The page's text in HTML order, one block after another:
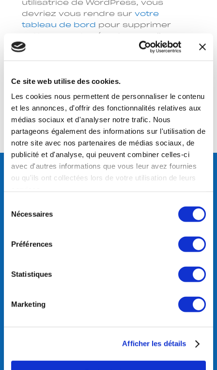
Ce site web utilise des cookies.
Les cookies nous permettent de personnaliser le contenu
et les annonces, d'offrir des fonctionnalités relatives aux
médias sociaux et d'analyser notre trafic. Nous
partageons également des informations sur l'utilisation de
notre site avec nos partenaires de médias sociaux, de
publicité et d'analyse, qui peuvent combiner celles-ci
avec d'autres informations que vous leur avez fournies
ou qu'ils ont collectées lors de votre utilisation de leurs
Nécessaires
Préférences
Statistiques
Marketing
Afficher les détails
utilisatrice de WordPress, vous
devriez vous rendre sur votre
tableau de bord pour supprimer
pages pour votre contenu. Amusez-
Rechercher
Club Des Sports La Plagne
206 Montée de la Lovatière,
73210 La Plagne Tarentaise
9h00-12h00 et 14h00-17h00